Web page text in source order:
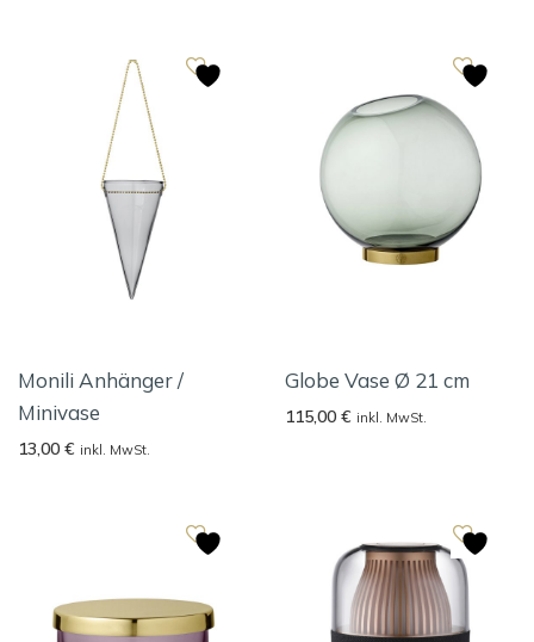
Monili Anhänger /
Minivase
13,00 € inkl. MwSt.
Globe Vase Ø 21 cm
115,00 € inkl. MwSt.